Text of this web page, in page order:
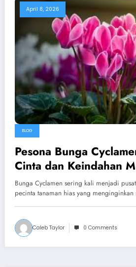
April 8, 2026
BLOG
Pesona Bunga
Cinta dan Keindahan
Bunga Cyclamen sering kali menjadi
pecinta tanaman hias yang menginginkan
Caleb Taylor 0 Comments